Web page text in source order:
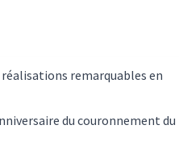
remarquables en
du couronnement du